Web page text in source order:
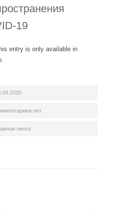
19
entry is only available in
нет
лента